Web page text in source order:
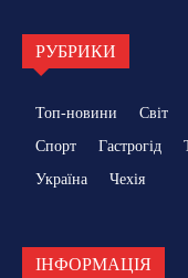
РУБРИКИ
Топ-новини Світ
Спорт
Гастрогід
Україна
Чехія
ІНФОРМАЦІЯ